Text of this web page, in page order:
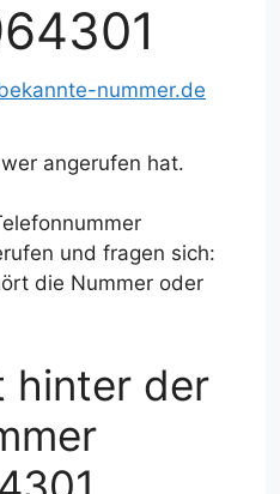
nummer.de
angerufen hat.
und fragen sich:
die Nummer oder
hinter der